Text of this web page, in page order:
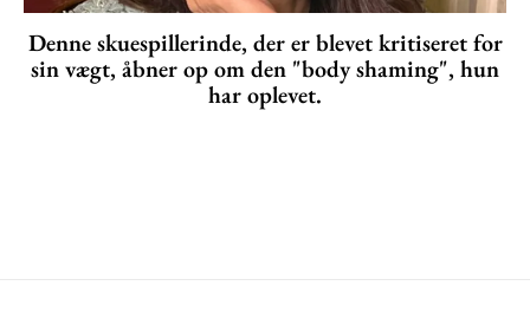
Denne skuespillerinde, der er blevet kritiseret for
sin vægt, åbner op om den "body shaming", hun
har oplevet.